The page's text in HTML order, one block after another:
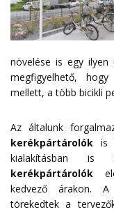
növelése is egy ilyen
megfigyelhető,
mellett, a több bicikli
Az általunk
kerékpártárolók is
kialakításban is
kerékpártárolók
kedvező árakon. A
törekedtek a